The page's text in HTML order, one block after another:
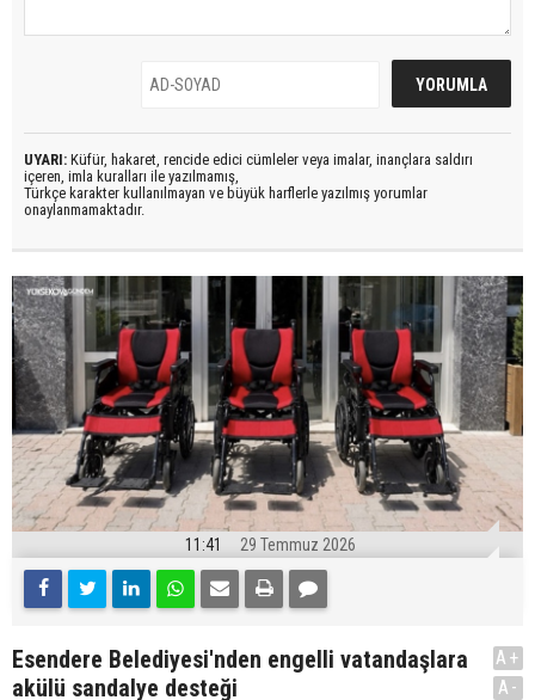
UYARI: Küfür, hakaret, rencide edici cümleler veya imalar, inançlara saldırı
içeren, imla kuralları ile yazılmamış,
Türkçe karakter kullanılmayan ve büyük harflerle yazılmış yorumlar
onaylanmamaktadır.
11:41 29 Temmuz 2026
Esendere Belediyesi'nden engelli vatandaşlara
akülü sandalye desteği
A+
A-